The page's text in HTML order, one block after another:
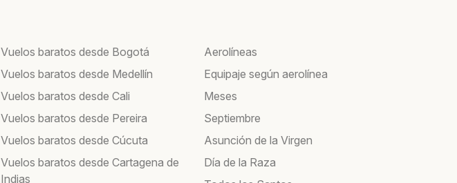
Vuelos baratos desde Bogotá
Vuelos baratos desde Medellín
Vuelos baratos desde Cali
Vuelos baratos desde Pereira
Vuelos baratos desde Cúcuta
Vuelos baratos desde Cartagena de
Indias
Aerolíneas
Equipaje según aerolínea
Meses
Septiembre
Asunción de la Virgen
Día de la Raza